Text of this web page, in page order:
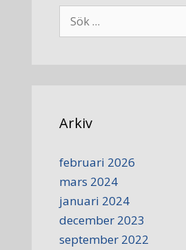
Arkiv
februari 2026
mars 2024
januari 2024
december 2023
september 2022